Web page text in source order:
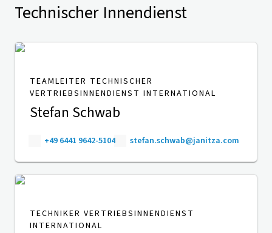
Technischer Innendienst
TEAMLEITER TECHNISCHER
VERTRIEBSINNENDIENST INTERNATIONAL
Stefan Schwab
+49 6441 9642-5104 stefan.schwab@janitza.com
TECHNIKER VERTRIEBSINNENDIENST
INTERNATIONAL